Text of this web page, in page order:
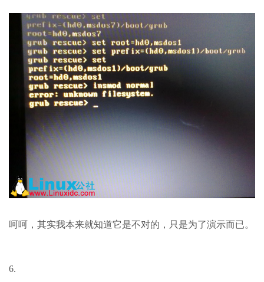
呵呵，其实我本来就知道它是不对的，只是为了演示而已。
6.